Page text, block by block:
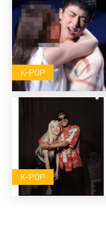
K-POP
K-POP